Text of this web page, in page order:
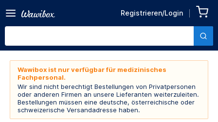
Registrieren/Login
Wawibox ist nur verfügbar für medizinisches
Fachpersonal.
Wir sind nicht berechtigt Bestellungen von Privatpersonen
oder anderen Firmen an unsere Lieferanten weiterzuleiten.
Bestellungen müssen eine deutsche, österreichische oder
schweizerische Versandadresse haben.